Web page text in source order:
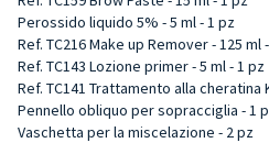
Perossido liquido 5% - 5 ml - 1 pz
Ref. TC216 Make up Remover - 125 ml
Ref. TC143 Lozione primer - 5 ml - 1 pz
Ref. TC141 Trattamento alla cheratina
Pennello obliquo per sopracciglia - 1
Vaschetta per la miscelazione - 2 pz